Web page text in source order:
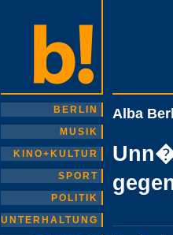
BERLIN
MUSIK
KINO+KULTUR
SPORT
POLITIK
UNTERHALTUNG
Alba